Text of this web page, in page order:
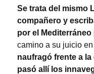
Se trata del mismo
compañero y
por el Mediterráneo
camino a su juicio
naufragó frente a
pasó allí los